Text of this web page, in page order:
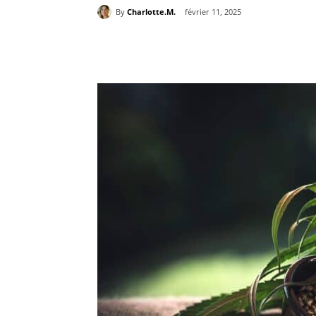
By Charlotte.M. février 11, 2025